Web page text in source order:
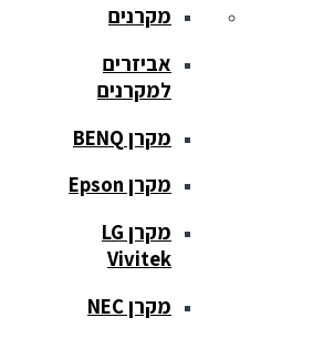
מקרנים
אביזרים
למקרנים
מקרן BENQ
מקרן Epson
מקרן LG
Vivitek
מקרן NEC